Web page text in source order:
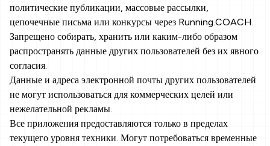
политические публикации, массовые рассылки,
цепочечные письма или конкурсы через Running.COACH.
Запрещено собирать, хранить или каким-либо образом
распространять данные других пользователей без их явного
согласия.
Данные и адреса электронной почты других пользователей
не могут использоваться для коммерческих целей или
нежелательной рекламы.
Все приложения предоставляются только в пределах
текущего уровня техники. Могут потребоваться временные